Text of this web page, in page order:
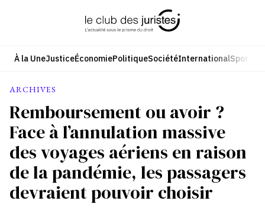
À la UneJusticeÉconomiePolitiqueSociétéInternationalSport
ARCHIVES
Remboursement ou avoir ?
Face à l’annulation massive
des voyages aériens en raison
de la pandémie, les passagers
devraient pouvoir choisir